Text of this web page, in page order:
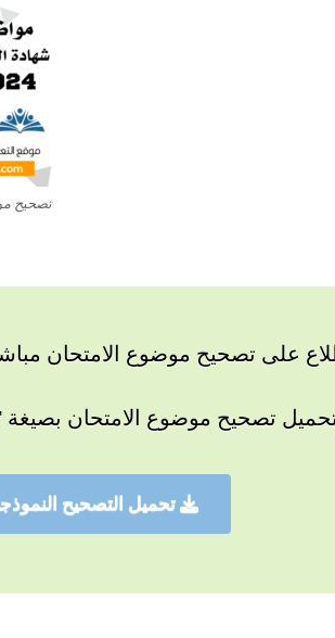
تصحيح
على تصحيح موضوع الامتحان
تحميل تصحيح موضوع الامتحان بصيغة
تحميل التصحيح